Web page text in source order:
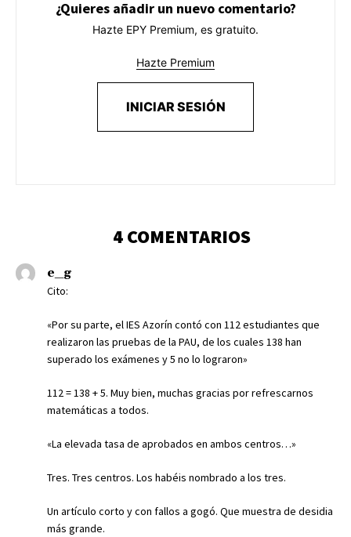
¿Quieres añadir un nuevo comentario?
Hazte EPY Premium, es gratuito.
Hazte Premium
INICIAR SESIÓN
4 COMENTARIOS
e_g
Cito:
«Por su parte, el IES Azorín contó con 112 estudiantes que
realizaron las pruebas de la PAU, de los cuales 138 han
superado los exámenes y 5 no lo lograron»
112 = 138 + 5. Muy bien, muchas gracias por refrescarnos
matemáticas a todos.
«La elevada tasa de aprobados en ambos centros…»
Tres. Tres centros. Los habéis nombrado a los tres.
Un artículo corto y con fallos a gogó. Que muestra de desidia
más grande.